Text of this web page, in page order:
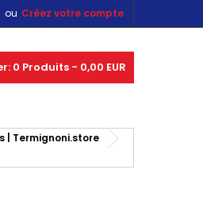
ou Créez votre compte
0 Produits - 0,00 EUR
| Termignoni.store